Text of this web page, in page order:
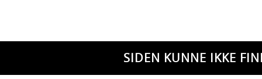
SIDEN KUNNE IKKE